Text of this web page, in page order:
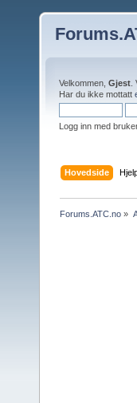
Velkommen, Gjest
Har du ikke mottatt
Logg inn med
Hovedside
Forums.ATC.no »